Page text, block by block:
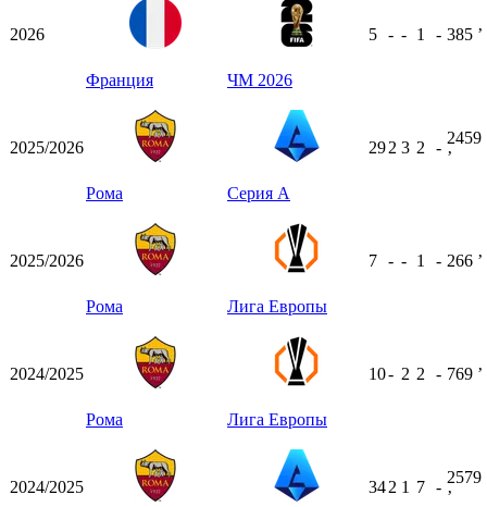
2026
Франция ЧМ 2026
5 - - 1 - 385 ʼ
2025/2026
Рома Серия А
292 3 2 -
2459
ʼ
2025/2026
Рома Лига Европы
7 - - 1 - 266 ʼ
2024/2025
Рома Лига Европы
10- 2 2 - 769 ʼ
2024/2025 342 1 7 -
2579
ʼ